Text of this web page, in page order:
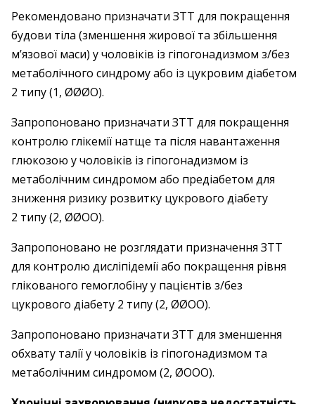
Рекомендовано призначати ЗТТ для покращення
будови тіла (зменшення жирової та збільшення
м’язової маси) у чоловіків із гіпогонадизмом з/без
метаболічного синдрому або із цукровим діабетом
2 типу (1, ØØØO).
Запропоновано призначати ЗТТ для покращення
контролю глікемії натще та після навантаження
глюкозою у чоловіків із гіпогонадизмом із
метаболічним синдромом або предіабетом для
зниження ризику розвитку цукрового діабету
2 типу (2, ØØOO).
Запропоновано не розглядати призначення ЗТТ
для контролю дисліпідемії або покращення рівня
глікованого гемоглобіну у пацієнтів з/без
цукрового діабету 2 типу (2, ØØOO).
Запропоновано призначати ЗТТ для зменшення
обхвату талії у чоловіків із гіпо­гонадизмом та
метаболічним синдромом (2, ØOOO).